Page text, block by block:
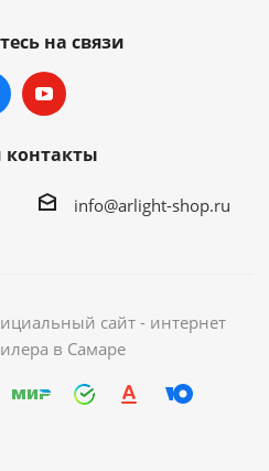
на связи
info@arlight-shop.ru
сайт - интернет
в Самаре